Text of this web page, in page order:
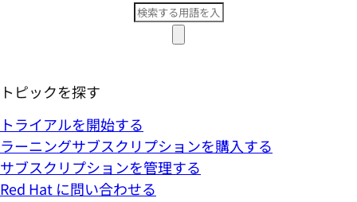
トピックを探す
トライアルを開始する
ラーニングサブスクリプションを購入する
サブスクリプションを管理する
Red Hat に問い合わせる